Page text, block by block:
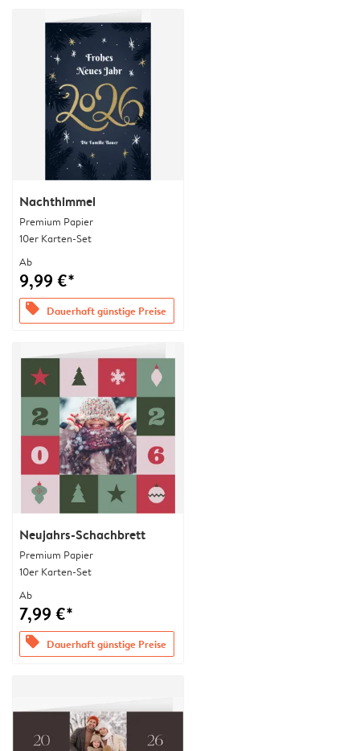
Nachthimmel
Premium Papier
10er Karten-Set
Ab
9,99 €*
offers Dauerhaft günstige Preise
Neujahrs-Schachbrett
Premium Papier
10er Karten-Set
Ab
7,99 €*
offers Dauerhaft günstige Preise